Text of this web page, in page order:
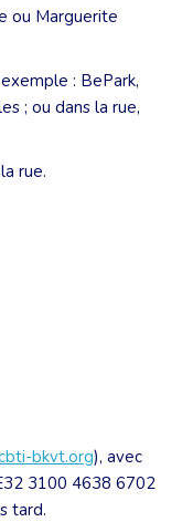
ou Marguerite
: BePark,
; ou dans la rue,
rue.
bkvt.org), avec
3100 4638 6702
tard.